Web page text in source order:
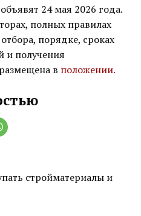
24 мая 2026 года.
полных правилах
порядке, сроках
и получения
в положении.
стройматериалы и